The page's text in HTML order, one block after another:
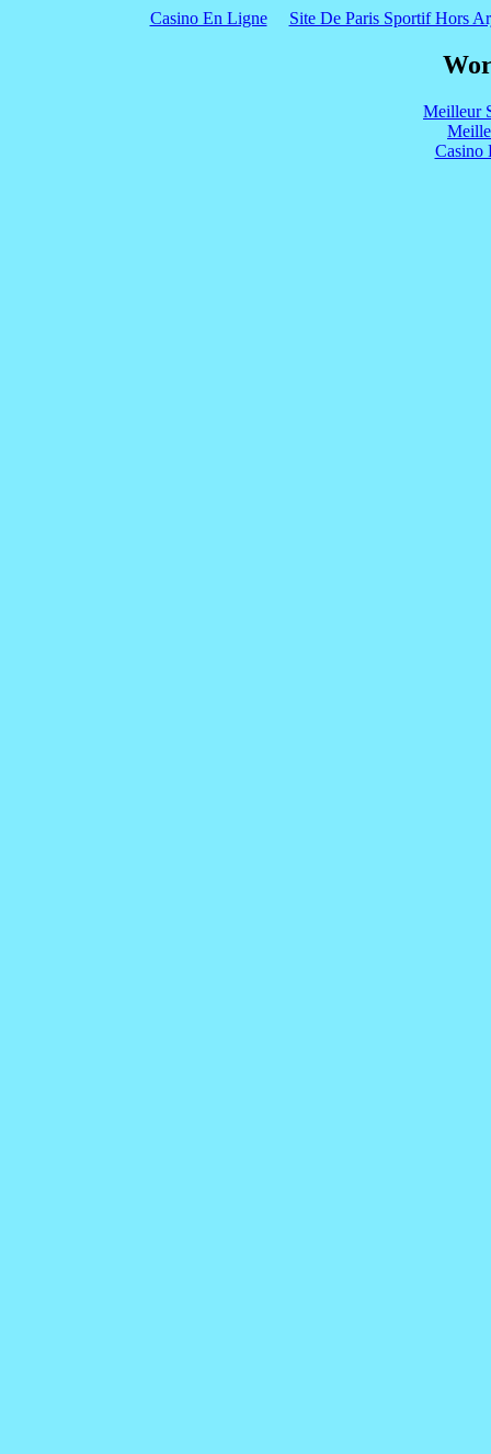
Casino En Ligne Site De Paris Sportif Hors
Meilleur
Casino